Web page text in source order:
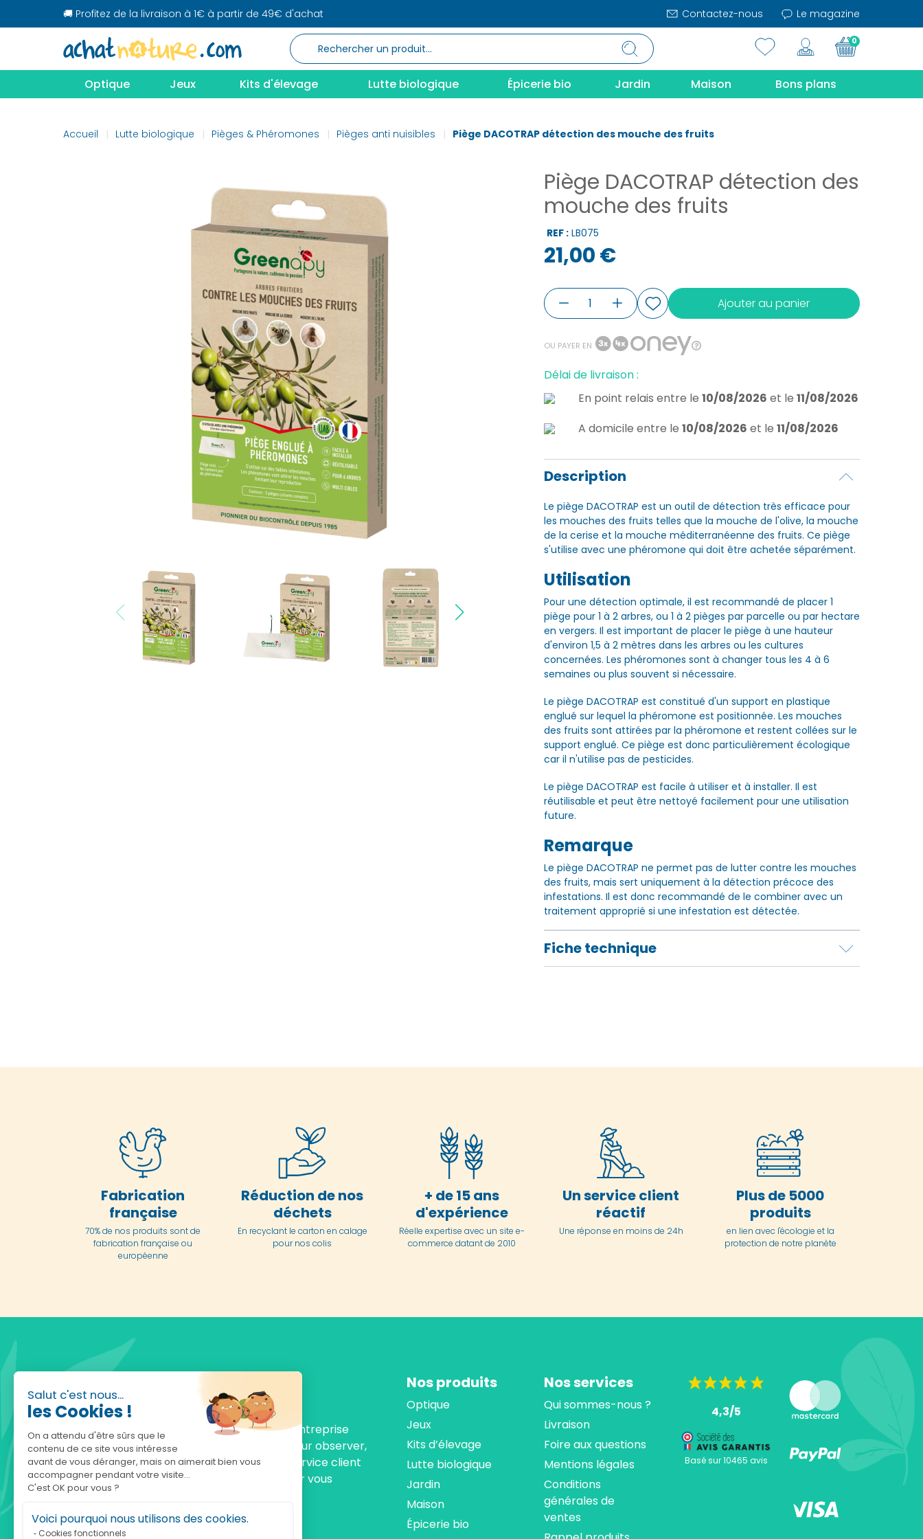
Salut c'est nous...
les Cookies !
On a attendu d'être sûrs que le
contenu de ce site vous intéresse
avant de vous déranger, mais on aimerait bien vous
accompagner pendant votre visite...
C'est OK pour vous ?
Voici pourquoi nous utilisons des cookies.
Cookies fonctionnels
🚚 Profitez de la livraison à 1€ à partir de 49€ d'achat Contactez-nous Le magazine
0
Optique Jeux Kits d'élevage Lutte biologique Épicerie bio Jardin Maison Bons plans
Accueil Lutte biologique Pièges & Phéromones Pièges anti nuisibles Piège DACOTRAP détection des mouche des fruits
Piège DACOTRAP détection des
mouche des fruits
REF : LB075
21,00 €
Ajouter au panier
OU PAYER EN
Délai de livraison :
En point relais entre le 10/08/2026 et le 11/08/2026
A domicile entre le 10/08/2026 et le 11/08/2026
Description
Le piège DACOTRAP est un outil de détection très efficace pour
les mouches des fruits telles que la mouche de l'olive, la mouche
de la cerise et la mouche méditerranéenne des fruits. Ce piège
s'utilise avec une phéromone qui doit être achetée séparément.
Utilisation
Pour une détection optimale, il est recommandé de placer 1
piège pour 1 à 2 arbres, ou 1 à 2 pièges par parcelle ou par hectare
en vergers. Il est important de placer le piège à une hauteur
d'environ 1,5 à 2 mètres dans les arbres ou les cultures
concernées. Les phéromones sont à changer tous les 4 à 6
semaines ou plus souvent si nécessaire.
Le piège DACOTRAP est constitué d'un support en plastique
englué sur lequel la phéromone est positionnée. Les mouches
des fruits sont attirées par la phéromone et restent collées sur le
support englué. Ce piège est donc particulièrement écologique
car il n'utilise pas de pesticides.
Le piège DACOTRAP est facile à utiliser et à installer. Il est
réutilisable et peut être nettoyé facilement pour une utilisation
future.
Remarque
Le piège DACOTRAP ne permet pas de lutter contre les mouches
des fruits, mais sert uniquement à la détection précoce des
infestations. Il est donc recommandé de le combiner avec un
traitement approprié si une infestation est détectée.
Fiche technique
Fabrication
française
70% de nos produits sont de
fabrication française ou
européenne
Réduction de nos
déchets
En recyclant le carton en calage
pour nos colis
+ de 15 ans
d'expérience
Réelle expertise avec un site e-
commerce datant de 2010
Un service client
réactif
Une réponse en moins de 24h
Plus de 5000
produits
en lien avec l'écologie et la
protection de notre planète
Fondée en 2010, achatnature.com est une entreprise
française qui réunit plus de 5000 produits pour observer,
comprendre et protéger la nature. Notre service client
est à votre écoute, du lundi au vendredi, pour vous
accompagner.
Notre adresse :
Nos produits
Optique
Jeux
Kits d’élevage
Lutte biologique
Jardin
Maison
Épicerie bio
Nos services
Qui sommes-nous ?
Livraison
Foire aux questions
Mentions légales
Conditions
générales de
ventes
4,3/5
Basé sur 10465 avis